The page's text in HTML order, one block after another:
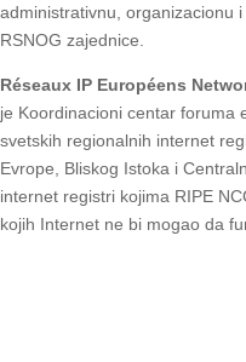
administrativnu, organizacionu
RSNOG zajednice.
Réseaux IP Européens
je Koordinacioni centar foruma
svetskih regionalnih internet
Evrope, Bliskog Istoka i
internet registri kojima RIPE
kojih Internet ne bi mogao da